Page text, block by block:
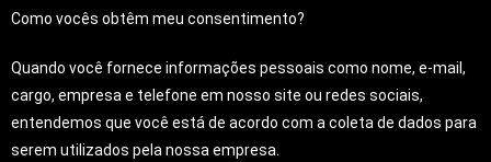
Como vocês obtêm meu consentimento?
Quando você fornece informações pessoais como nome, e-mail,
cargo, empresa e telefone em nosso site ou redes sociais,
entendemos que você está de acordo com a coleta de dados para
serem utilizados pela nossa empresa.